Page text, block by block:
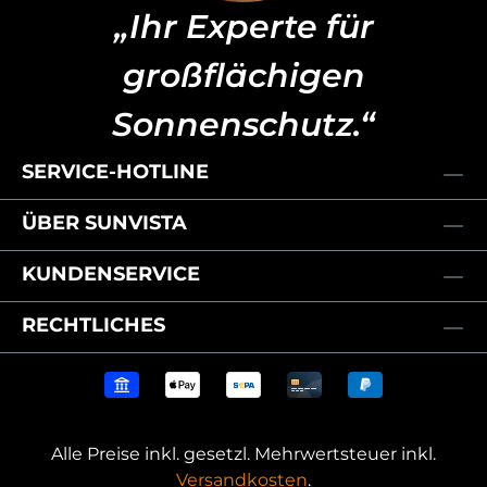
„Ihr Experte für
großflächigen
Sonnenschutz.“
SERVICE-HOTLINE
ÜBER SUNVISTA
KUNDENSERVICE
RECHTLICHES
Alle Preise inkl. gesetzl. Mehrwertsteuer inkl.
Versandkosten.